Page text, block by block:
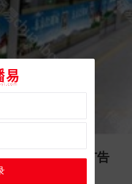
单侧屏蔽门贴广告